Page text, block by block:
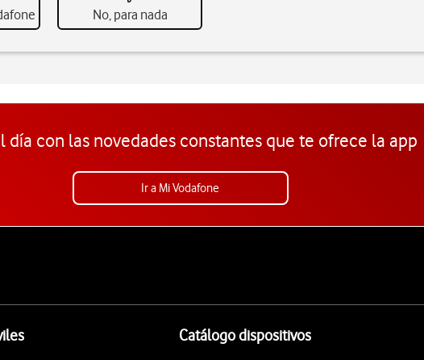
No, para nada
día con las novedades constantes que te ofrece la app
Ir a Mi Vodafone
Catálogo dispositivos